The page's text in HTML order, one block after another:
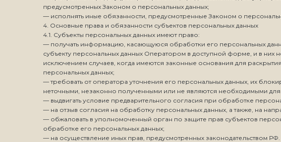
предусмотренных Законом о персональных данных;
— исполнять иные обязанности, предусмотренные Законом о
4. Основные права и обязанности субъектов персональных данных
4.1. Субъекты персональных данных имеют право:
— получать информацию, касающуюся обработки его персональных
субъекту персональных данных Оператором в доступной форме, и в них
исключением случаев, когда имеются законные основания для
персональных данных;
— требовать от оператора уточнения его персональных данных, их
неточными, незаконно полученными или не являются необходимыми
— выдвигать условие предварительного согласия при обработке
— на отзыв согласия на обработку персональных данных, а также, на
— обжаловать в уполномоченный орган по защите прав субъектов
обработке его персональных данных;
— на осуществление иных прав, предусмотренных законодательством РФ.